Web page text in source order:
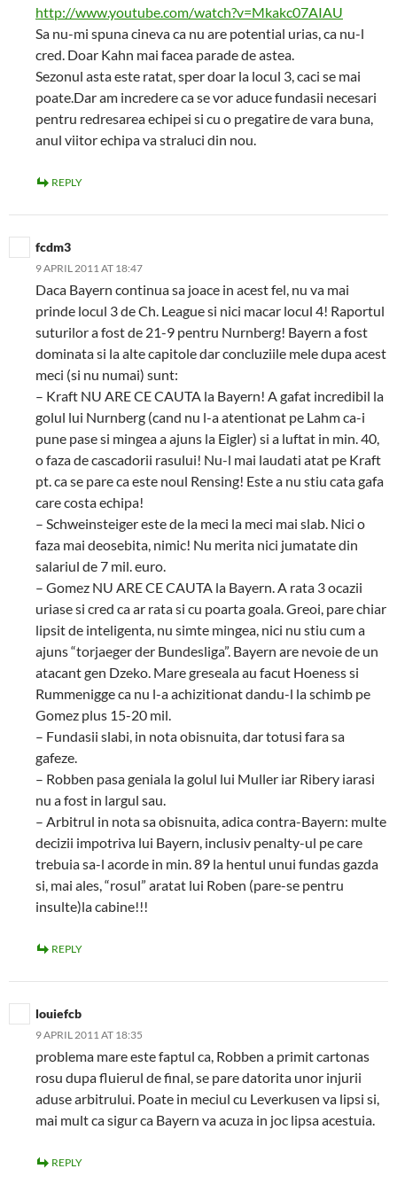
http://www.youtube.com/watch?v=Mkakc07AIAU
Sa nu-mi spuna cineva ca nu are potential urias, ca nu-l
cred. Doar Kahn mai facea parade de astea.
Sezonul asta este ratat, sper doar la locul 3, caci se mai
poate.Dar am incredere ca se vor aduce fundasii necesari
pentru redresarea echipei si cu o pregatire de vara buna,
anul viitor echipa va straluci din nou.
REPLY
fcdm3
9 APRIL 2011 AT 18:47
Daca Bayern continua sa joace in acest fel, nu va mai
prinde locul 3 de Ch. League si nici macar locul 4! Raportul
suturilor a fost de 21-9 pentru Nurnberg! Bayern a fost
dominata si la alte capitole dar concluziile mele dupa acest
meci (si nu numai) sunt:
– Kraft NU ARE CE CAUTA la Bayern! A gafat incredibil la
golul lui Nurnberg (cand nu l-a atentionat pe Lahm ca-i
pune pase si mingea a ajuns la Eigler) si a luftat in min. 40,
o faza de cascadorii rasului! Nu-l mai laudati atat pe Kraft
pt. ca se pare ca este noul Rensing! Este a nu stiu cata gafa
care costa echipa!
– Schweinsteiger este de la meci la meci mai slab. Nici o
faza mai deosebita, nimic! Nu merita nici jumatate din
salariul de 7 mil. euro.
– Gomez NU ARE CE CAUTA la Bayern. A rata 3 ocazii
uriase si cred ca ar rata si cu poarta goala. Greoi, pare chiar
lipsit de inteligenta, nu simte mingea, nici nu stiu cum a
ajuns “torjaeger der Bundesliga”. Bayern are nevoie de un
atacant gen Dzeko. Mare greseala au facut Hoeness si
Rummenigge ca nu l-a achizitionat dandu-l la schimb pe
Gomez plus 15-20 mil.
– Fundasii slabi, in nota obisnuita, dar totusi fara sa
gafeze.
– Robben pasa geniala la golul lui Muller iar Ribery iarasi
nu a fost in largul sau.
– Arbitrul in nota sa obisnuita, adica contra-Bayern: multe
decizii impotriva lui Bayern, inclusiv penalty-ul pe care
trebuia sa-l acorde in min. 89 la hentul unui fundas gazda
si, mai ales, “rosul” aratat lui Roben (pare-se pentru
insulte)la cabine!!!
REPLY
louiefcb
9 APRIL 2011 AT 18:35
problema mare este faptul ca, Robben a primit cartonas
rosu dupa fluierul de final, se pare datorita unor injurii
aduse arbitrului. Poate in meciul cu Leverkusen va lipsi si,
mai mult ca sigur ca Bayern va acuza in joc lipsa acestuia.
REPLY